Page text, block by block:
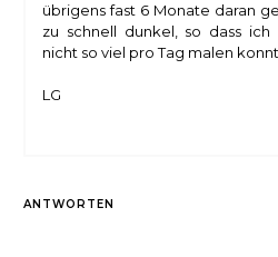
übrigens fast 6 Monate daran
zu schnell dunkel, so dass
nicht so viel pro Tag malen
LG
ANTWORTEN